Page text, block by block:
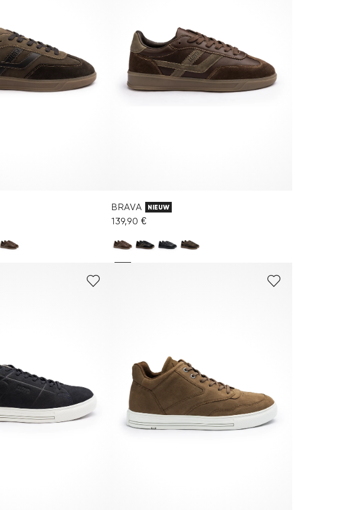
BRAVA NIEUW
139,90 €